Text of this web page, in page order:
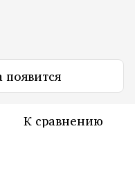
К сравнению